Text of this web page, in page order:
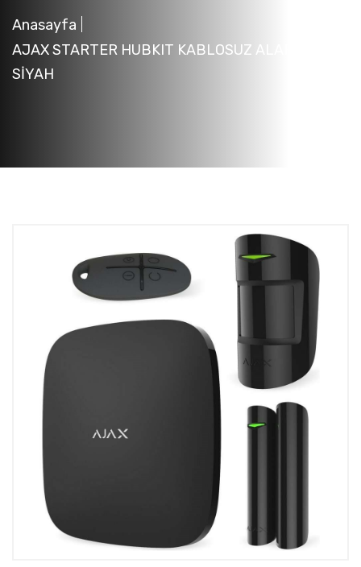
Anasayfa
AJAX STARTER HUBKIT KABLOSUZ ALARM KİTİ
SİYAH